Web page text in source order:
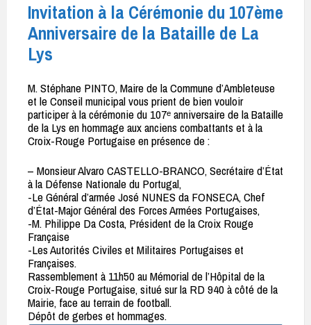
Invitation à la Cérémonie du 107ème
Anniversaire de la Bataille de La
Lys
M. Stéphane PINTO, Maire de la Commune d’Ambleteuse
et le Conseil municipal vous prient de bien vouloir
participer à la cérémonie du 107ᵉ anniversaire de la Bataille
de la Lys en hommage aux anciens combattants et à la
Croix-Rouge Portugaise en présence de :
– Monsieur Alvaro CASTELLO-BRANCO, Secrétaire d’État
à la Défense Nationale du Portugal,
-Le Général d’armée José NUNES da FONSECA, Chef
d’État-Major Général des Forces Armées Portugaises,
-M. Philippe Da Costa, Président de la Croix Rouge
Française
-Les Autorités Civiles et Militaires Portugaises et
Françaises.
Rassemblement à 11h50 au Mémorial de l’Hôpital de la
Croix-Rouge Portugaise, situé sur la RD 940 à côté de la
Mairie, face au terrain de football.
Dépôt de gerbes et hommages.